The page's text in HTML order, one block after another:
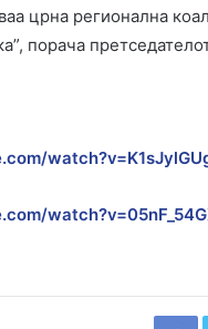
црна регионална
порача